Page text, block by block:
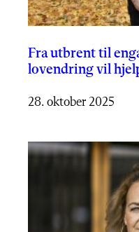
Fra utbrent til
lovendring vil
28. oktober 2025